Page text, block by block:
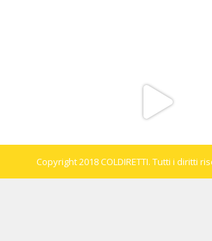
Copyright 2018 COLDIRETTI. Tutti i diritti